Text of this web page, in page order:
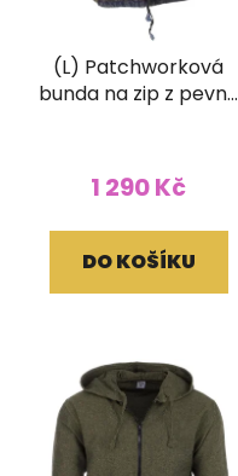
(L) Patchworková
bunda na zip z pevné
1 290 Kč
DO KOŠÍKU